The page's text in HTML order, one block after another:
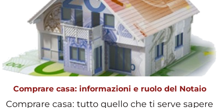
Comprare casa: informazioni e ruolo del Notaio
Comprare casa: tutto quello che ti serve sapere